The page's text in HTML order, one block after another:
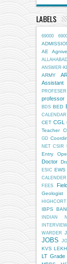
LABELS
69000
AE
ALLAHABAD
ANSWER-
ARMY
Assistant
PROFESER
professor
BDS BED
CALENDAR
CET CGL
Teacher
GD
NET CSIR
Entry
Doctor
ESIC EWS
CALENDER
FEES
Geologist
HIGHCORT
IBPS
INDIAN
WARDER
JOBS
KVS
LT Grade